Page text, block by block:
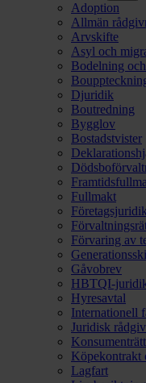
Adoption
Allmän
Arvskifte
Asyl och
Bodelning
Djuridik
Boutredning
Bygglov
Bostadstvister
Fullmakt
Företagsjuridik
Förvaring av
Gåvobrev
HBTQI-
Hyresavtal
Internationell
Juridisk
Konsumenträtt
Köpekontrakt
Lagfart